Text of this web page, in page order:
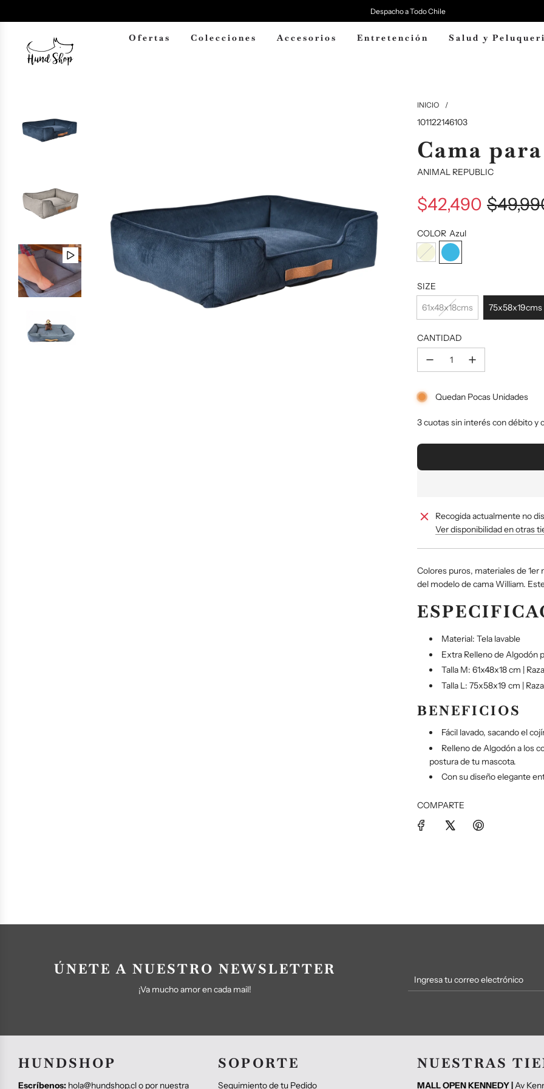
Despacho a Todo Chile
Ofertas Colecciones Accesorios Entretención Salud y
INICIO /
101122146103
Cama
ANIMAL REPUBLIC
Precio
de
oferta
Precio
regular
$42,490
COLOR Azul
SIZE
61x48x18cms
75x58x19cms
CANTIDAD
Quedan Pocas Unidades
3 cuotas sin interés con débito y
Recogida actualmente no
Ver disponibilidad en otras
Colores puros, materiales de 1er
del modelo de cama William.
Material: Tela lavable
Extra Relleno de Algodón
Talla M: 61x48x18 cm |
Talla L: 75x58x19 cm |
BENEFICIOS
Fácil lavado, sacando el
Relleno de Algodón a los
postura de tu mascota.
Con su diseño elegante
COMPARTE
ÚNETE A NUESTRO NEWSLETTER
¡Va mucho amor en cada mail!
HUNDSHOP
Escríbenos: hola@hundshop.cl o por nuestra
SOPORTE
Seguimiento de tu Pedido
NUESTRAS
MALL OPEN KENNEDY | Av